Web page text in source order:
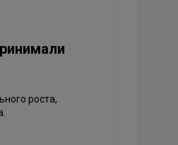
роста,